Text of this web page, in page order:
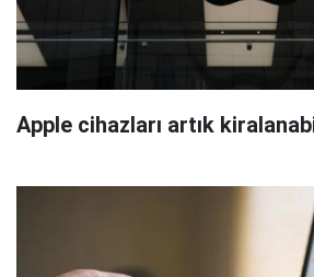
Apple cihazları artık